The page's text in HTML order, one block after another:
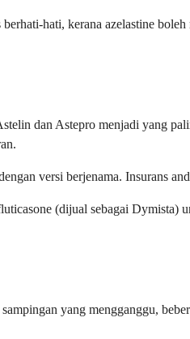
hati, kerana azelastine
dan Astepro menjadi yang
versi berjenama. Insurans
(dijual sebagai
yang mengganggu,